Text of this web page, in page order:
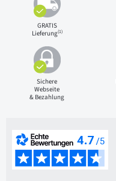
GRATIS
Lieferung(1)
Sichere
Webseite
& Bezahlung